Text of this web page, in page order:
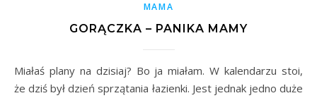
MAMA
GORĄCZKA – PANIKA MAMY
Miałaś plany na dzisiaj? Bo ja miałam. W kalendarzu stoi,
że dziś był dzień sprzątania łazienki. Jest jednak jedno duże